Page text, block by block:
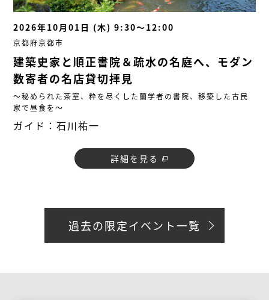
2026年10月01日 (木) 9:30～12:00
京都府京都市
建築史家と順正書院＆疏水の名庭へ、モダン
数寄者の名店貸切拝見
〜秘められた茶室、粋を尽くした蘭学者の書院、移築した古民
家で昼食を〜
ガイド：石川祐一
詳細を見る
過去の限定イベント一覧